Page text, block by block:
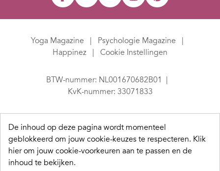
Yoga Magazine
Psychologie Magazine
Happinez
Cookie Instellingen
BTW-nummer: NL001670682B01
KvK-nummer: 33071833
De inhoud op deze pagina wordt momenteel
geblokkeerd om jouw cookie-keuzes te respecteren. Klik
hier om jouw cookie-voorkeuren aan te passen en de
inhoud te bekijken.